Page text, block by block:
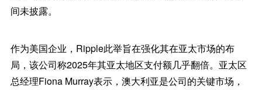
间未披露。
作为美国企业，Ripple此举旨在强化其在亚太市场的布
局，该公司称2025年其亚太地区支付额几乎翻倍。亚太区
总经理Fiona Murray表示，澳大利亚是公司的关键市场，